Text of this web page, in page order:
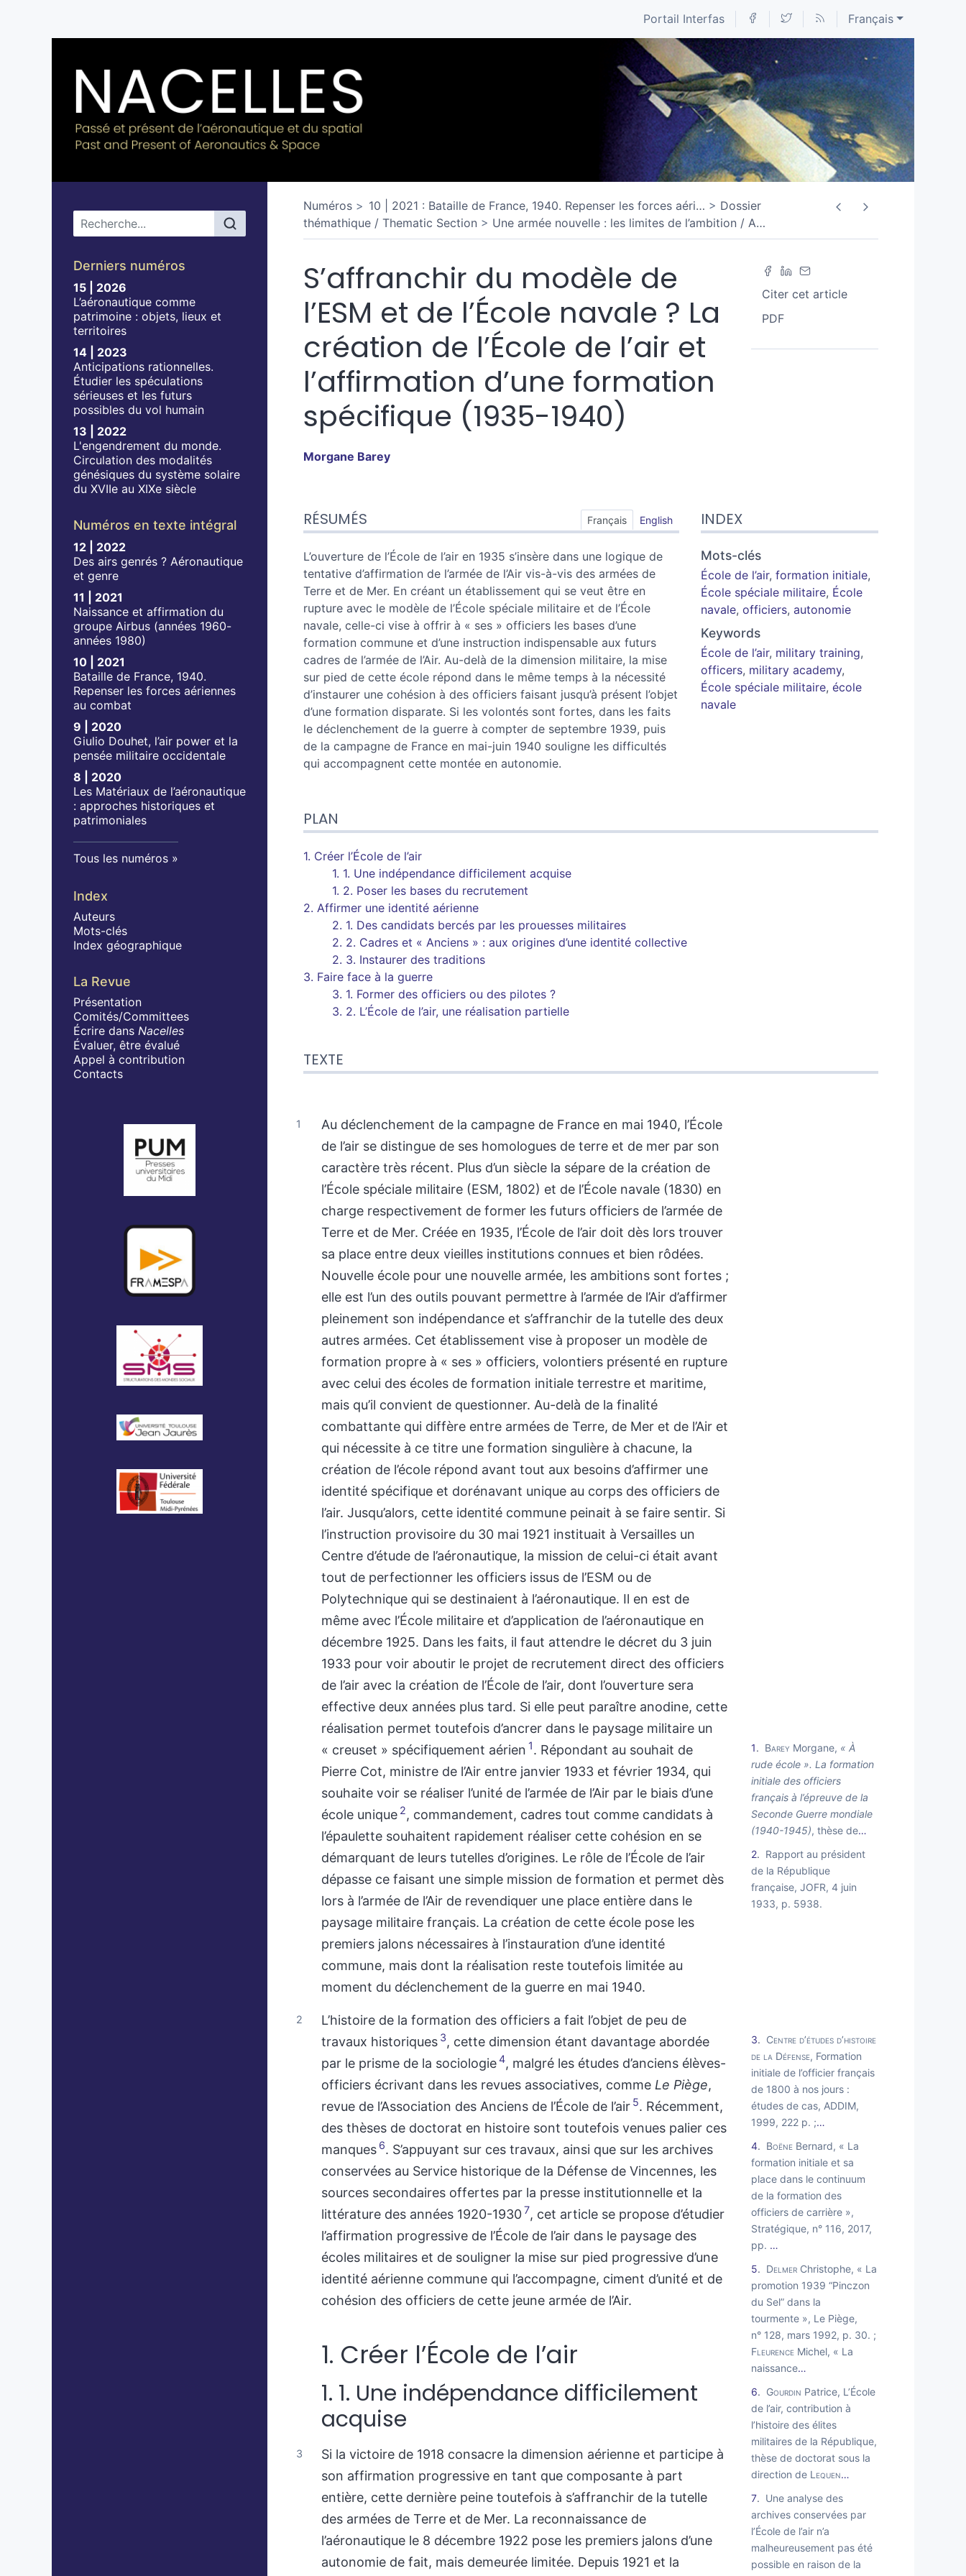
Portail Interfas Français
Menu principal
Derniers numéros
15 | 2026
L’aéronautique comme
patrimoine : objets, lieux et
territoires
14 | 2023
Anticipations rationnelles.
Étudier les spéculations
sérieuses et les futurs
possibles du vol humain
13 | 2022
L'engendrement du monde.
Circulation des modalités
génésiques du système solaire
du XVIIe au XIXe siècle
Numéros en texte intégral
12 | 2022
Des airs genrés ? Aéronautique
et genre
11 | 2021
Naissance et affirmation du
groupe Airbus (années 1960-
années 1980)
10 | 2021
Bataille de France, 1940.
Repenser les forces aériennes
au combat
9 | 2020
Giulio Douhet, l’air power et la
pensée militaire occidentale
8 | 2020
Les Matériaux de l’aéronautique
: approches historiques et
patrimoniales
Tous les numéros
Index
Auteurs
Mots-clés
Index géographique
La Revue
Présentation
Comités/Committees
Écrire dans Nacelles
Évaluer, être évalué
Appel à contribution
Contacts
Numéros 10 | 2021 : Bataille de France, 1940. Repenser les forces aéri…
Dossier
thémathique / Thematic Section
Une armée nouvelle : les limites de l’ambition / A…
Citer cet article
PDF
S’affranchir du modèle de
l’ESM et de l’École navale ? La
création de l’École de l’air et
l’affirmation d’une formation
spécifique (1935-1940)
Morgane Barey
Index
Plan
Texte
Notes
Citer cet article
Auteur
RÉSUMÉS Français English
L’ouverture de l’École de l’air en 1935 s’insère dans une logique de
tentative d’affirmation de l’armée de l’Air vis-à-vis des armées de
Terre et de Mer. En créant un établissement qui se veut être en
rupture avec le modèle de l’École spéciale militaire et de l’École
navale, celle-ci vise à offrir à « ses » officiers les bases d’une
formation commune et d’une instruction indispensable aux futurs
cadres de l’armée de l’Air. Au-delà de la dimension militaire, la mise
sur pied de cette école répond dans le même temps à la nécessité
d’instaurer une cohésion à des officiers faisant jusqu’à présent l’objet
d’une formation disparate. Si les volontés sont fortes, dans les faits
le déclenchement de la guerre à compter de septembre 1939, puis
de la campagne de France en mai-juin 1940 souligne les difficultés
qui accompagnent cette montée en autonomie.
INDEX
Mots-clés
École de l’air,formation initiale,
École spéciale militaire, École
navale,officiers,autonomie
Keywords
École de l’air, military training,
officers, military academy,
École spéciale militaire,école
navale
PLAN
1. Créer l’École de l’air
1. 1. Une indépendance difficilement acquise
1. 2. Poser les bases du recrutement
2. Affirmer une identité aérienne
2. 1. Des candidats bercés par les prouesses militaires
2. 2. Cadres et « Anciens » : aux origines d’une identité collective
2. 3. Instaurer des traditions
3. Faire face à la guerre
3. 1. Former des officiers ou des pilotes ?
3. 2. L’École de l’air, une réalisation partielle
TEXTE
Au déclenchement de la campagne de France en mai 1940, l’École
de l’air se distingue de ses homologues de terre et de mer par son
caractère très récent. Plus d’un siècle la sépare de la création de
l’École spéciale militaire (ESM, 1802) et de l’École navale (1830) en
charge respectivement de former les futurs officiers de l’armée de
Terre et de Mer. Créée en 1935, l’École de l’air doit dès lors trouver
sa place entre deux vieilles institutions connues et bien rôdées.
Nouvelle école pour une nouvelle armée, les ambitions sont fortes ;
elle est l’un des outils pouvant permettre à l’armée de l’Air d’affirmer
pleinement son indépendance et s’affranchir de la tutelle des deux
autres armées. Cet établissement vise à proposer un modèle de
formation propre à « ses » officiers, volontiers présenté en rupture
avec celui des écoles de formation initiale terrestre et maritime,
mais qu’il convient de questionner. Au-delà de la finalité
combattante qui diffère entre armées de Terre, de Mer et de l’Air et
qui nécessite à ce titre une formation singulière à chacune, la
création de l’école répond avant tout aux besoins d’affirmer une
identité spécifique et dorénavant unique au corps des officiers de
l’air. Jusqu’alors, cette identité commune peinait à se faire sentir. Si
l’instruction provisoire du 30 mai 1921 instituait à Versailles un
Centre d’étude de l’aéronautique, la mission de celui-ci était avant
tout de perfectionner les officiers issus de l’ESM ou de
Polytechnique qui se destinaient à l’aéronautique. Il en est de
même avec l’École militaire et d’application de l’aéronautique en
décembre 1925. Dans les faits, il faut attendre le décret du 3 juin
1933 pour voir aboutir le projet de recrutement direct des officiers
de l’air avec la création de l’École de l’air, dont l’ouverture sera
effective deux années plus tard. Si elle peut paraître anodine, cette
réalisation permet toutefois d’ancrer dans le paysage militaire un
« creuset » spécifiquement aérien 1. Répondant au souhait de
Pierre Cot, ministre de l’Air entre janvier 1933 et février 1934, qui
souhaite voir se réaliser l’unité de l’armée de l’Air par le biais d’une
école unique 2, commandement, cadres tout comme candidats à
l’épaulette souhaitent rapidement réaliser cette cohésion en se
démarquant de leurs tutelles d’origines. Le rôle de l’École de l’air
dépasse ce faisant une simple mission de formation et permet dès
lors à l’armée de l’Air de revendiquer une place entière dans le
paysage militaire français. La création de cette école pose les
premiers jalons nécessaires à l’instauration d’une identité
commune, mais dont la réalisation reste toutefois limitée au
moment du déclenchement de la guerre en mai 1940.
L’histoire de la formation des officiers a fait l’objet de peu de
travaux historiques 3, cette dimension étant davantage abordée
par le prisme de la sociologie4, malgré les études d’anciens élèves-
officiers écrivant dans les revues associatives, comme Le Piège,
revue de l’Association des Anciens de l’École de l’air 5. Récemment,
des thèses de doctorat en histoire sont toutefois venues palier ces
manques 6. S’appuyant sur ces travaux, ainsi que sur les archives
conservées au Service historique de la Défense de Vincennes, les
sources secondaires offertes par la presse institutionnelle et la
littérature des années 1920-19307, cet article se propose d’étudier
l’affirmation progressive de l’École de l’air dans le paysage des
écoles militaires et de souligner la mise sur pied progressive d’une
identité aérienne commune qui l’accompagne, ciment d’unité et de
cohésion des officiers de cette jeune armée de l’Air.
1. Créer l’École de l’air
1. 1. Une indépendance difficilement
acquise
Si la victoire de 1918 consacre la dimension aérienne et participe à
son affirmation progressive en tant que composante à part
entière, cette dernière peine toutefois à s’affranchir de la tutelle
des armées de Terre et de Mer. La reconnaissance de
l’aéronautique le 8 décembre 1922 pose les premiers jalons d’une
autonomie de fait, mais demeurée limitée. Depuis 1921 et la
1 Barey Morgane, « À
rude école ». La formation
initiale des officiers
français à l’épreuve de la
Seconde Guerre mondiale
(1940-1945), thèse de…
2
Rapport au président
de la République
française, JOFR, 4 juin
1933, p. 5938.
3
Centre d’études d’histoire
de la Défense, Formation
initiale de l’officier français
de 1800 à nos jours :
études de cas, ADDIM,
1999, 222 p. ;…
4
Boëne Bernard, « La
formation initiale et sa
place dans le continuum
de la formation des
officiers de carrière »,
Stratégique, n° 116, 2017,
pp. …
5
Delmer Christophe, « La
promotion 1939 “Pinczon
du Sel” dans la
tourmente », Le Piège,
n° 128, mars 1992, p. 30. ;
Fleurence Michel, « La
naissance…
6
Gourdin Patrice, L’École
de l’air, contribution à
l’histoire des élites
militaires de la République,
thèse de doctorat sous la
direction de Lequen…
7
Une analyse des
archives conservées par
l’École de l’air n’a
malheureusement pas été
possible en raison de la